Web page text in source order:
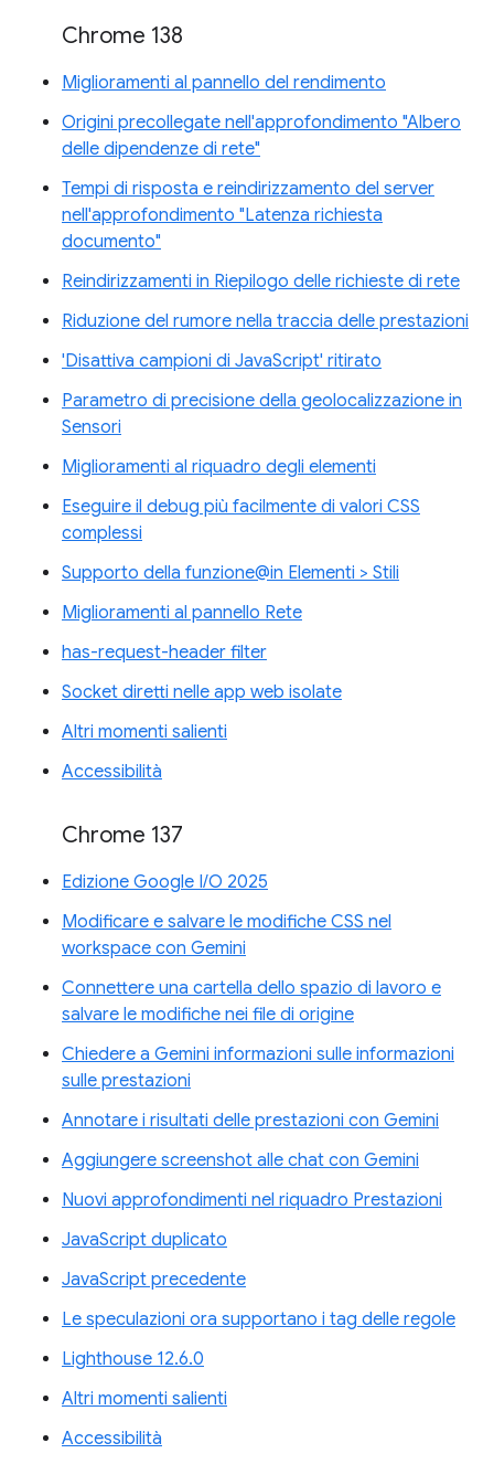
Chrome 138
Miglioramenti al pannello del rendimento
Origini precollegate nell'approfondimento "Albero
delle dipendenze di rete"
Tempi di risposta e reindirizzamento del server
nell'approfondimento "Latenza richiesta
documento"
Reindirizzamenti in Riepilogo delle richieste di rete
Riduzione del rumore nella traccia delle prestazioni
'Disattiva campioni di JavaScript' ritirato
Parametro di precisione della geolocalizzazione in
Sensori
Miglioramenti al riquadro degli elementi
Eseguire il debug più facilmente di valori CSS
complessi
Supporto della funzione@in Elementi > Stili
Miglioramenti al pannello Rete
has-request-header filter
Socket diretti nelle app web isolate
Altri momenti salienti
Accessibilità
Chrome 137
Edizione Google I/O 2025
Modificare e salvare le modifiche CSS nel
workspace con Gemini
Connettere una cartella dello spazio di lavoro e
salvare le modifiche nei file di origine
Chiedere a Gemini informazioni sulle informazioni
sulle prestazioni
Annotare i risultati delle prestazioni con Gemini
Aggiungere screenshot alle chat con Gemini
Nuovi approfondimenti nel riquadro Prestazioni
JavaScript duplicato
JavaScript precedente
Le speculazioni ora supportano i tag delle regole
Lighthouse 12.6.0
Altri momenti salienti
Accessibilità